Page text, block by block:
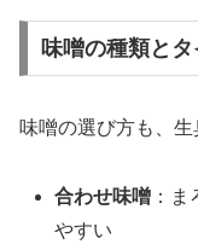
味噌の種類と
味噌の選び方も、生
合わせ味噌 ：
やすい